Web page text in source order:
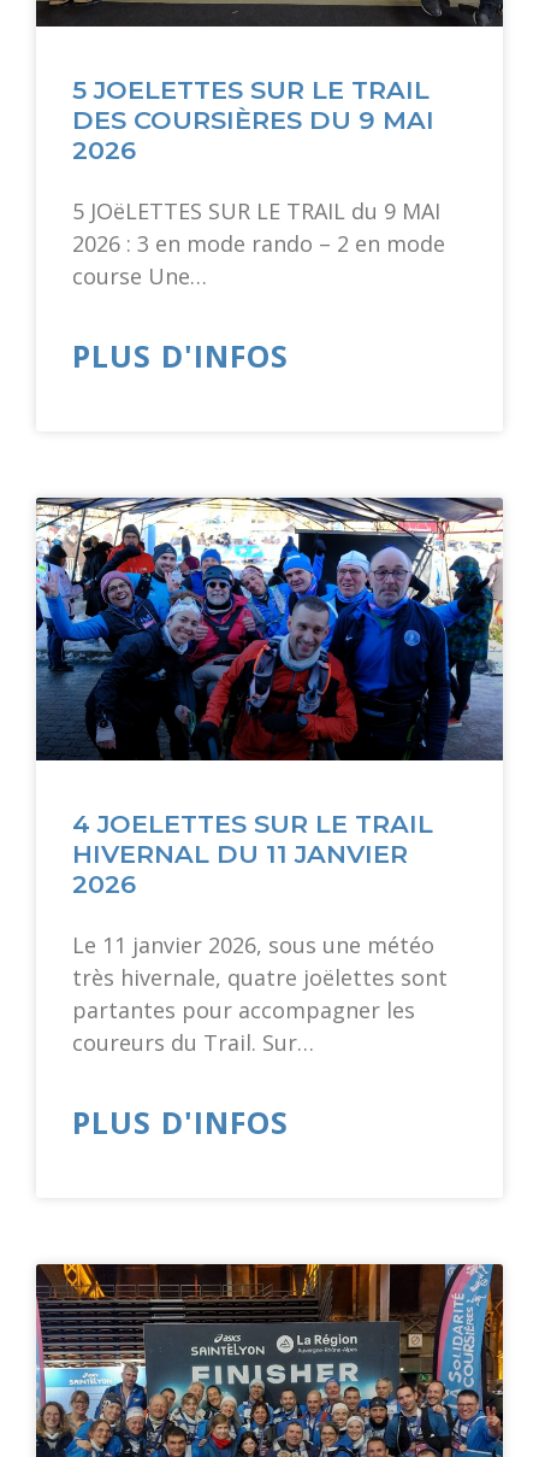
5 JOELETTES SUR LE TRAIL
DES COURSIÈRES DU 9 MAI
2026
5 JOëLETTES SUR LE TRAIL du 9 MAI
2026 : 3 en mode rando – 2 en mode
course Une…
PLUS D'INFOS
4 JOELETTES SUR LE TRAIL
HIVERNAL DU 11 JANVIER
2026
Le 11 janvier 2026, sous une météo
très hivernale, quatre joëlettes sont
partantes pour accompagner les
coureurs du Trail. Sur…
PLUS D'INFOS